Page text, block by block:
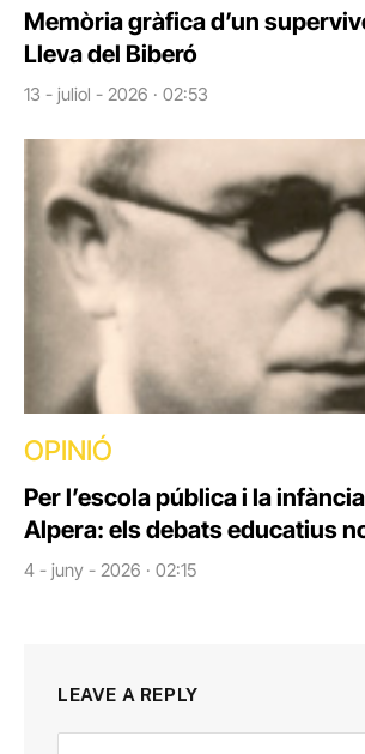
Memòria gràfica d’un
Lleva del Biberó
13 - juliol - 2026 · 02:53
OPINIÓ
Per l’escola pública i la
Alpera: els debats educatius
4 - juny - 2026 · 02:15
LEAVE A REPLY